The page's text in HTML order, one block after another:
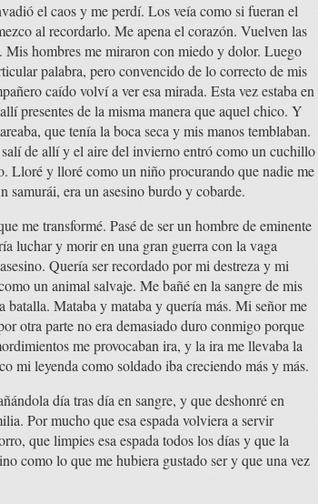
el caos y me perdí. Los veía como si fueran el
al recordarlo. Me apena el corazón. Vuelven las
Mis hombres me miraron con miedo y dolor. Luego
palabra, pero convencido de lo correcto de mis
caído volví a ver esa mirada. Esta vez estaba en
presentes de la misma manera que aquel chico. Y
que tenía la boca seca y mis manos temblaban.
de allí y el aire del invierno entró como un cuchillo
Lloré y lloré como un niño procurando que nadie me
samurái, era un asesino burdo y cobarde.
me transformé. Pasé de ser un hombre de eminente
luchar y morir en una gran guerra con la vaga
Quería ser recordado por mi destreza y mi
un animal salvaje. Me bañé en la sangre de mis
batalla. Mataba y mataba y quería más. Mi señor me
otra parte no era demasiado duro conmigo porque
me provocaban ira, y la ira me llevaba la
mi leyenda como soldado iba creciendo más y más.
día tras día en sangre, y que deshonré en
Por mucho que esa espada volviera a servir
que limpies esa espada todos los días y que la
como lo que me hubiera gustado ser y que una vez